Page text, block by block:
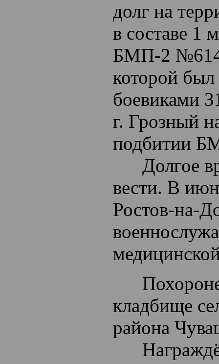
долг на
в составе
БМП-2
которой
боевиками
г. Грозный
подбитии
Долгое
вести. В
Ростов-на-
кладбище
района